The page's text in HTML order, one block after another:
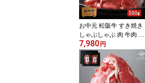
お中元 松阪牛 すき焼き
しゃぶしゃぶ 肉 牛肉 和
肩・肩バラ 切り落とし
お歳暮 ギフト プレゼン
ト 内祝い お返し お祝い
誕生日 結婚祝い 出産祝
い 結婚内祝い 出産内祝
7,980円